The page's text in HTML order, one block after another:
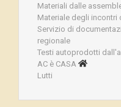
Materiali dalle
Materiale degli
Servizio di
regionale
Testi autoprodotti
AC è CASA
Lutti